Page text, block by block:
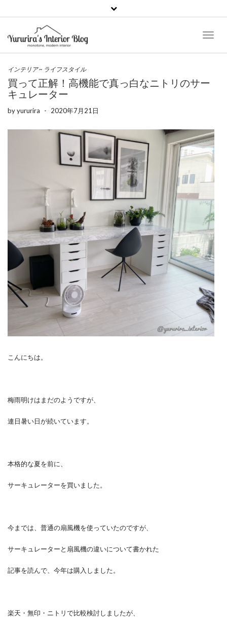
インテリア~ ライフスタイル
買って正解！高機能で真っ白なニトリのサー
キュレーター
byyururira - 2020年7月21日
こんにちは。
梅雨明けはまだのようですが、
連日暑い日が続いています。
本格的な夏を前に、
サーキュレーターを買いました。
今までは、普通の扇風機を使っていたのですが、
サーキュレーターと扇風機の違いについて書かれた
記事を読んで、今年は購入しました。
楽天・無印・ニトリで比較検討しましたが、